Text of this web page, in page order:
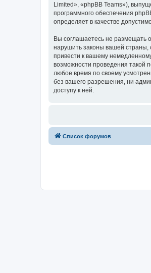
Limited», «phpBB Teams»),
программного обеспечения
определяет в качестве
Вы соглашаетесь не размещать
нарушить законы вашей страны,
привести к вашему
возможности проведения такой
любое время по своему
без вашего разрешения, ни
доступу к ней.
Список форумов